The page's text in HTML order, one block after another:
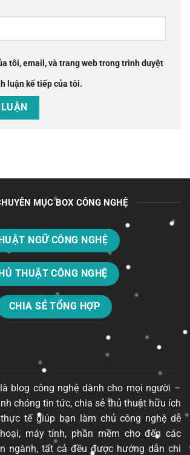
tôi, email, và trang web trong trình duyệt
luận kế tiếp của tôi.
MỤC BOX CÔNG NGHỆ
NGỮ CÔNG NGHỆ
THUẬT CÔNG NGHỆ
CHIA SẺ TỔNG HỢP
là blog công nghệ dành cho mọi người –
chóng tin tức, chia sẻ thủ thuật hữu ích
tế giúp bạn làm chủ công nghệ dễ
máy tính, phần mềm cho đến các
ngành, tất cả đều được hướng dẫn chi